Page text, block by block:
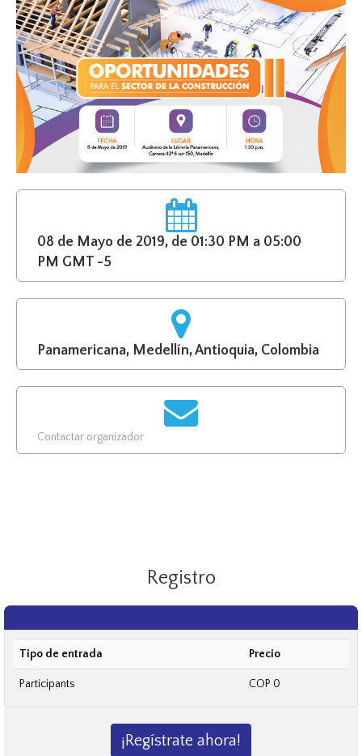
08 de Mayo de 2019, de 01:30 PM a 05:00
PM GMT -5
Panamericana, Medellín, Antioquia, Colombia
Contactar organizador
Registro
Tipo de entrada Precio
Participants COP 0
¡Regístrate ahora!